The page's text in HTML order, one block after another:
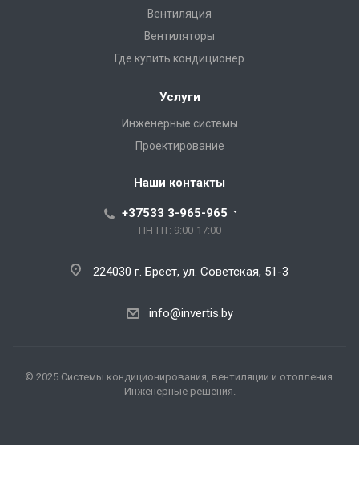
Вентиляция
Вентиляторы
Где купить кондиционер
Услуги
Инженерные системы
Проектирование
Наши контакты
+37533 3-965-965
ПН-ПТ: 9:00-17:00
224030 г. Брест, ул. Советская, 51-3
info@invertis.by
© 2025 Системы кондиционирования, вентиляции и отопления.
Инженерные решения.